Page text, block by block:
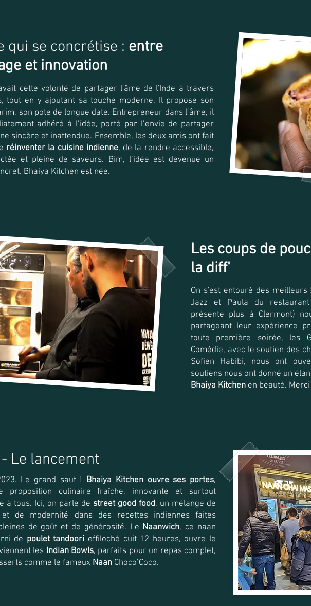
qui se concrétise : entre
et innovation
cette volonté de partager l'âme de l'Inde à travers
tout en y ajoutant sa touche moderne. Il propose son
son pote de longue date. Entrepreneur dans l’âme, il
adhéré à l’idée, porté par l’envie de partager
sincère et inattendue. Ensemble, les deux amis ont fait
réinventer la cuisine indienne, de la rendre accessible,
et pleine de saveurs. Bim, l’idée est devenue un
Bhaiya Kitchen est née.
Les coups de
la diff'
On s'est entouré des meilleurs
Jazz et Paula du
présente plus à Clermont)
partageant leur expérience
toute première soirée, les
Comédie, avec le soutien des
Sofien Habibi, nous ont
soutiens nous ont donné un
Bhaiya Kitchen en beauté.
Le lancement
Le grand saut ! Bhaiya Kitchen ouvre ses portes,
proposition culinaire fraîche, innovante et surtout
à tous. Ici, on parle de street good food, un mélange de
de modernité dans des recettes indiennes faites
de goût et de générosité. Le Naanwich, ce naan
de poulet tandoori effiloché cuit 12 heures, ouvre le
les Indian Bowls, parfaits pour un repas complet,
comme le fameux Naan Choco’Coco.